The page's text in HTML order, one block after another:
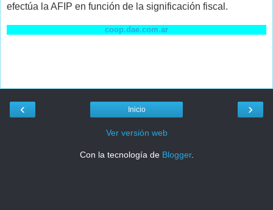
efectúa la AFIP en función de la significación fiscal.
coop.dae.com.ar
‹ ›
Inicio
Ver versión web
Con la tecnología de Blogger.